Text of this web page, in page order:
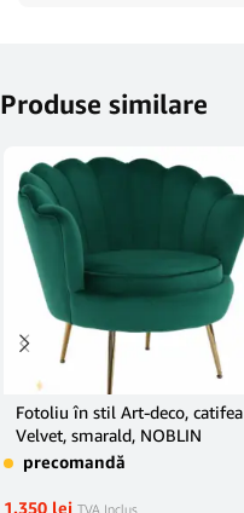
Produse similare
Fotoliu în stil Art-deco, catifea
Velvet, smarald, NOBLIN
precomandă
1.350 lei TVA Inclus